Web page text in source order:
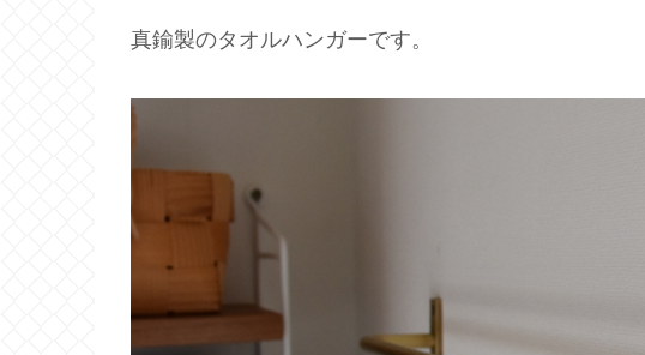
真鍮製のタオルハンガーです。